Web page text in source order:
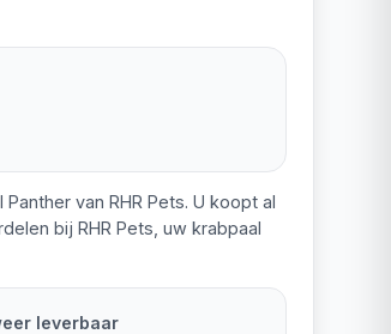
van RHR Pets. U koopt al
bij RHR Pets, uw krabpaal
leverbaar